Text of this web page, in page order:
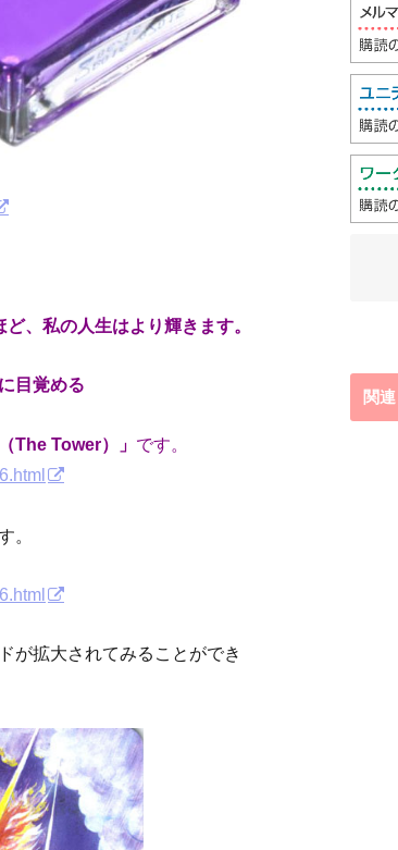
、私の人生はより輝きます。
目覚める
The Tower）」 です。
。
が拡大されてみることができ
関